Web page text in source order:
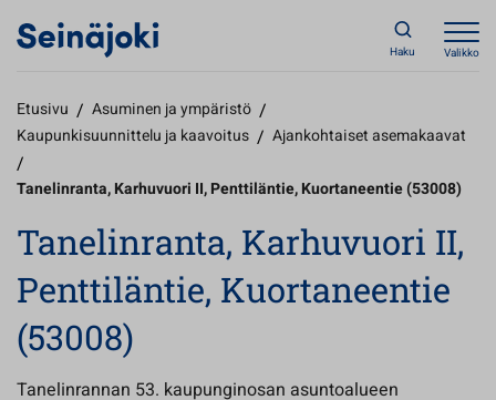
Haku Valikko
Etusivu / Asuminen ja ympäristö /
Kaupunkisuunnittelu ja kaavoitus / Ajankohtaiset asemakaavat
/
Tanelinranta, Karhuvuori II, Penttiläntie, Kuortaneentie (53008)
Tanelinranta, Karhuvuori II,
Penttiläntie, Kuortaneentie
(53008)
Tanelinrannan 53. kaupunginosan asuntoalueen